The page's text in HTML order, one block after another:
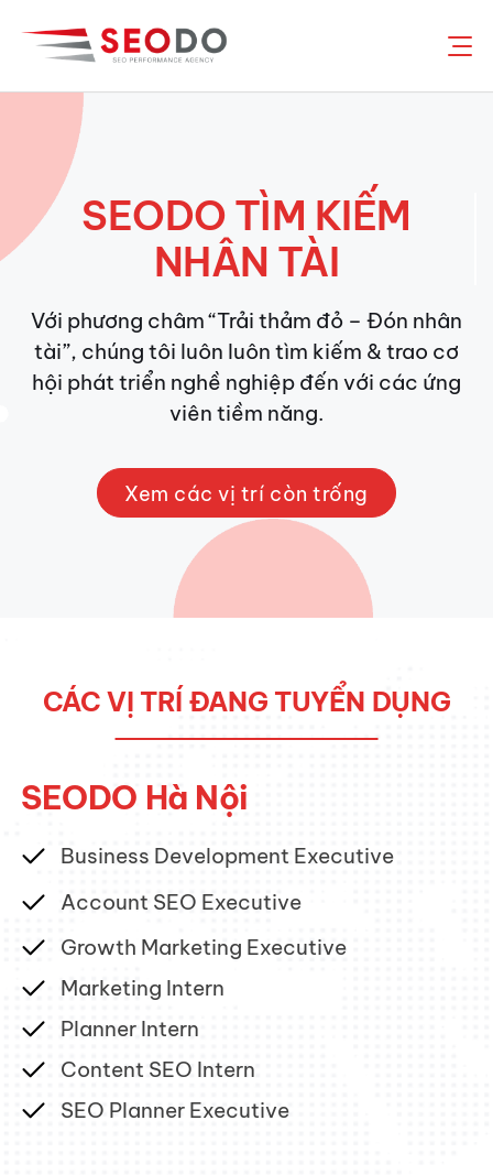
đến
SEODO TÌM KIẾM
NHÂN TÀI
Với phương châm “Trải thảm đỏ – Đón nhân
tài”, chúng tôi luôn luôn tìm kiếm & trao cơ
hội phát triển nghề nghiệp đến với các ứng
viên tiềm năng.
Xem các vị trí còn trống
CÁC VỊ TRÍ ĐANG TUYỂN DỤNG
SEODO Hà Nội
Business Development Executive
Account SEO Executive
Growth Marketing Executive
Marketing Intern
Planner Intern
Content SEO Intern
SEO Planner Executive